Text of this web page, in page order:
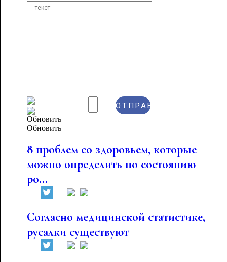
Обновить
8 проблем со здоровьем, которые
можно определить по состоянию
ро...
Согласно медицинской статистике,
русалки существуют